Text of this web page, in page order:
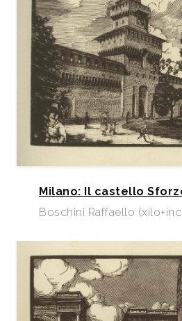
Milano: Il castello
Boschini Raffaello